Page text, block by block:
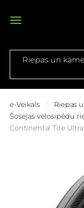
Riepas un
e-Veikals
Riepas
Šosejas velosipēdu
Continental Tire